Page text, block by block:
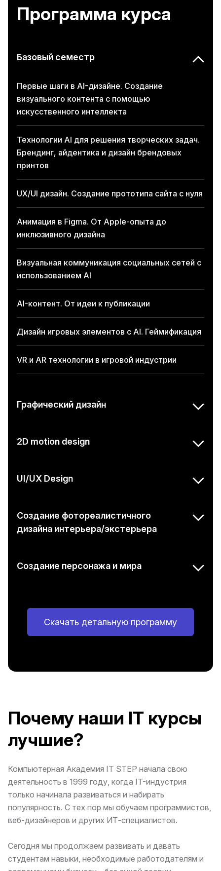
Программа курса
Базовый семестр
Первые шаги в AI-дизайне. Создание
визуального контента с помощью
искусственного интеллекта
Технологии AI для решения творческих задач.
Брендинг, айдентика и дизайн брендовых
принтов
UX/UI дизайн. Создание прототипа сайта с нуля
Анимация в Figma. От Apple-опыта до
инклюзивного дизайна
Визуальная коммуникация социальных сетей с
использованием AI
AI-контент. От идеи к публикации
Дизайн игровых элементов с AI. Геймификация
VR и AR технологии в игровой индустрии
Графический дизайн
2D motion design
UI/UX Design
Создание фотореалистичного
дизайна интерьера/экстерьера
Создание персонажа и мира
Скачать детальную программу
Почему наши IT курсы
лучшие?
Компьютерная Академия IT STEP начала свою
деятельность в 1999 году, когда IT-индустрия
только начинала развиваться и набирать
популярность. С тех пор мы обучаем программистов,
веб-дизайнеров и других ИТ-специалистов.
Сегодня мы продолжаем развивать и давать
студентам навыки, необходимые работодателям и